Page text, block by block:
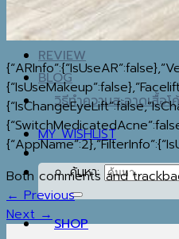
MAP
IG
REVIEW
BLOG
วิธีทำความสะอาดเสื้อโ
MY WISHLIST
ค้นหา:
SHOP
Both comments and
←Previous
Next→